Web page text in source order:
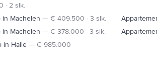
· 2 slk.
Machelen — € 409.500 · 3 slk.
Machelen — € 378.000 · 3 slk.
in Halle — € 985.000